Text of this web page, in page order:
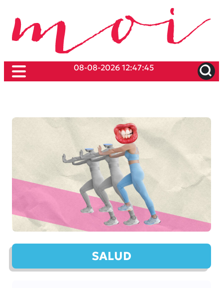
08-08-2026 12:47:45
SALUD